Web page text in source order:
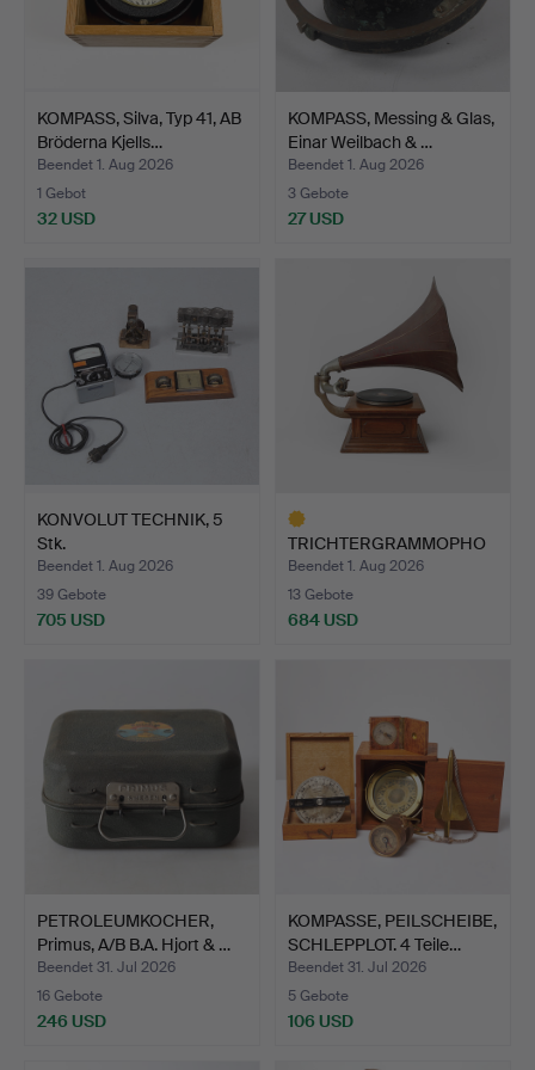
KOMPASS, Silva, Typ 41, AB
Bröderna Kjells…
Beendet 1. Aug 2026
1 Gebot
32 USD
KOMPASS, Messing & Glas,
Einar Weilbach & …
Beendet 1. Aug 2026
3 Gebote
27 USD
KONVOLUT TECHNIK, 5
Stk.
Beendet 1. Aug 2026
39 Gebote
705 USD
TRICHTERGRAMMOPHO
N, His Masters Voice, Jun…
Beendet 1. Aug 2026
13 Gebote
684 USD
PETROLEUMKOCHER,
Primus, A/B B.A. Hjort & …
Beendet 31. Jul 2026
16 Gebote
246 USD
KOMPASSE, PEILSCHEIBE,
SCHLEPPLOT. 4 Teile…
Beendet 31. Jul 2026
5 Gebote
106 USD